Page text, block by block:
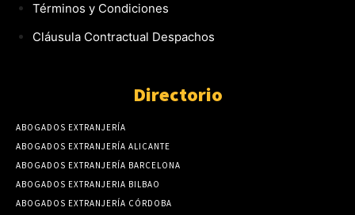
Términos y Condiciones
Cláusula Contractual Despachos
Directorio
ABOGADOS EXTRANJERÍA
ABOGADOS EXTRANJERÍA ALICANTE
ABOGADOS EXTRANJERÍA BARCELONA
ABOGADOS EXTRANJERIA BILBAO
ABOGADOS EXTRANJERÍA CÓRDOBA